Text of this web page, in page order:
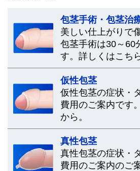
包茎手術・包茎治
美しい仕上がりで
包茎手術は30～60
す。詳しくはこち
仮性包茎
仮性包茎の症状・
費用のご案内です
から。
真性包茎
真性包茎の症状・
費用のご案内のご